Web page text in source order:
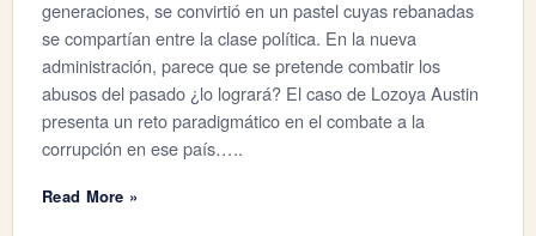
generaciones, se convirtió en un pastel cuyas rebanadas
se compartían entre la clase política. En la nueva
administración, parece que se pretende combatir los
abusos del pasado ¿lo logrará? El caso de Lozoya Austin
presenta un reto paradigmático en el combate a la
corrupción en ese país…..
Read More »